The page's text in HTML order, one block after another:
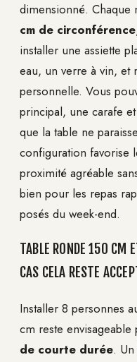
dimensionné. Chaque
cm de circonférence
installer une assiette
eau, un verre à vin, et
personnelle. Vous
principal, une carafe
que la table ne
configuration favorise
proximité agréable
bien pour les repas
posés du week-end.
TABLE RONDE 150 CM
CAS CELA RESTE
Installer 8 personnes
cm reste envisageable
de courte durée.